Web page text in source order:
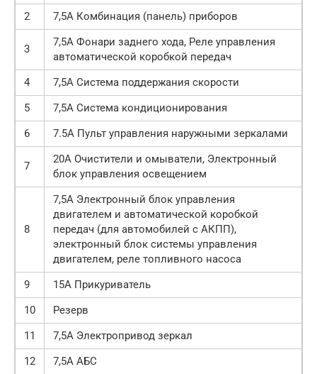
2 7,5А Комбинация (панель) приборов
3
7,5A Фонари заднего хода, Реле управления
автоматической коробкой передач
4
7,5А Система поддержания скорости
5
7,5A Система кондиционирования
6
7.5A Пульт управления наружными зеркалами
7
20A Очистители и омыватели, Электронный
блок управления освещением
8
7,5A Электронный блок управления
двигателем и автоматической коробкой
передач (для автомобилей с АКПП),
электронный блок системы управления
двигателем, реле топливного насоса
9
15A Прикуриватель
10
Резерв
11
7,5A Электропривод зеркал
12
7,5A АБС